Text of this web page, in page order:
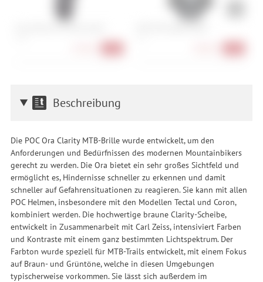
Beschreibung
Die POC Ora Clarity MTB-Brille wurde entwickelt, um den
Anforderungen und Bedürfnissen des modernen Mountainbikers
gerecht zu werden. Die Ora bietet ein sehr großes Sichtfeld und
ermöglicht es, Hindernisse schneller zu erkennen und damit
schneller auf Gefahrensituationen zu reagieren. Sie kann mit allen
POC Helmen, insbesondere mit den Modellen Tectal und Coron,
kombiniert werden. Die hochwertige braune Clarity-Scheibe,
entwickelt in Zusammenarbeit mit Carl Zeiss, intensiviert Farben
und Kontraste mit einem ganz bestimmten Lichtspektrum. Der
Farbton wurde speziell für MTB-Trails entwickelt, mit einem Fokus
auf Braun- und Grüntöne, welche in diesen Umgebungen
typischerweise vorkommen. Sie lässt sich außerdem im